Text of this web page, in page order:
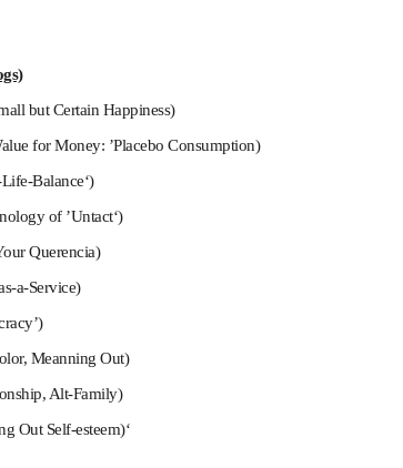
but Certain Happiness)
for Money: ’Placebo Consumption)
Balance‘)
of ’Untact‘)
Querencia)
a-Service)
Meanning Out)
Alt-Family)
Out Self-esteem)‘